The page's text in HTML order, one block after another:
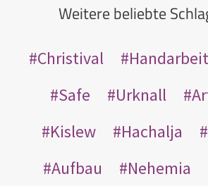
Weitere beliebte
Christival Handarbeit
Safe
Urknall
Kislew
Hachalja
Aufbau
Nehemia